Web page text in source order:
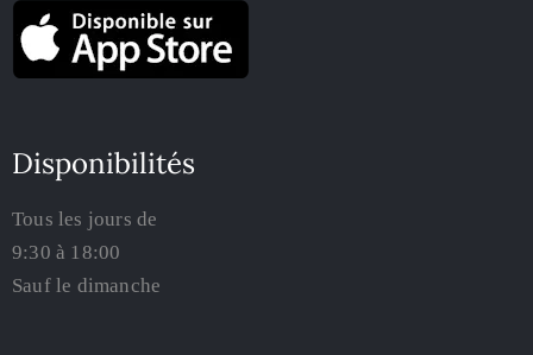
Disponibilités
Tous les jours de
9:30 à 18:00
Sauf le dimanche